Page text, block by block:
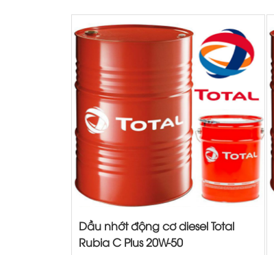
Dầu nhớt động cơ diesel Total
Rubia C Plus 20W-50